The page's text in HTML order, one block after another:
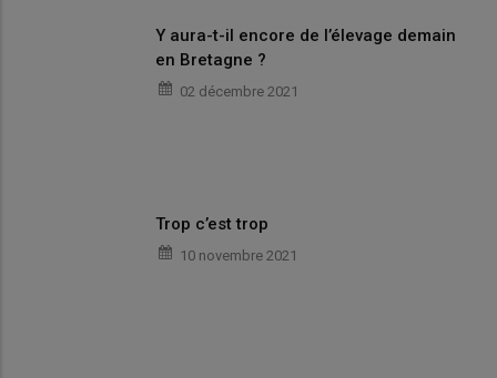
Y aura-t-il encore de l’élevage demain
en Bretagne ?
02 décembre 2021
Trop c’est trop
10 novembre 2021